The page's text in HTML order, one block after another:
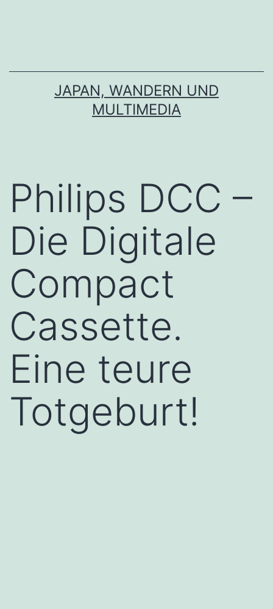
JAPAN, WANDERN UND
MULTIMEDIA
Philips DCC –
Die Digitale
Compact
Cassette.
Eine teure
Totgeburt!